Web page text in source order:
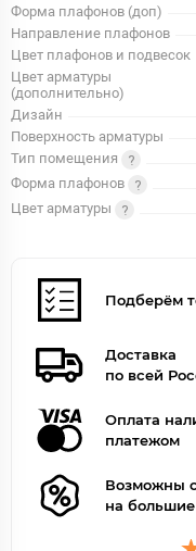
Форма плафонов (доп)
Направление плафонов
Цвет плафонов и подвесок
Цвет арматуры
(дополнительно)
Дизайн
Поверхность арматуры
Тип помещения
Форма плафонов
Цвет арматуры
Подберём
Доставка
по всей
Оплата
платежом
Возможны
на